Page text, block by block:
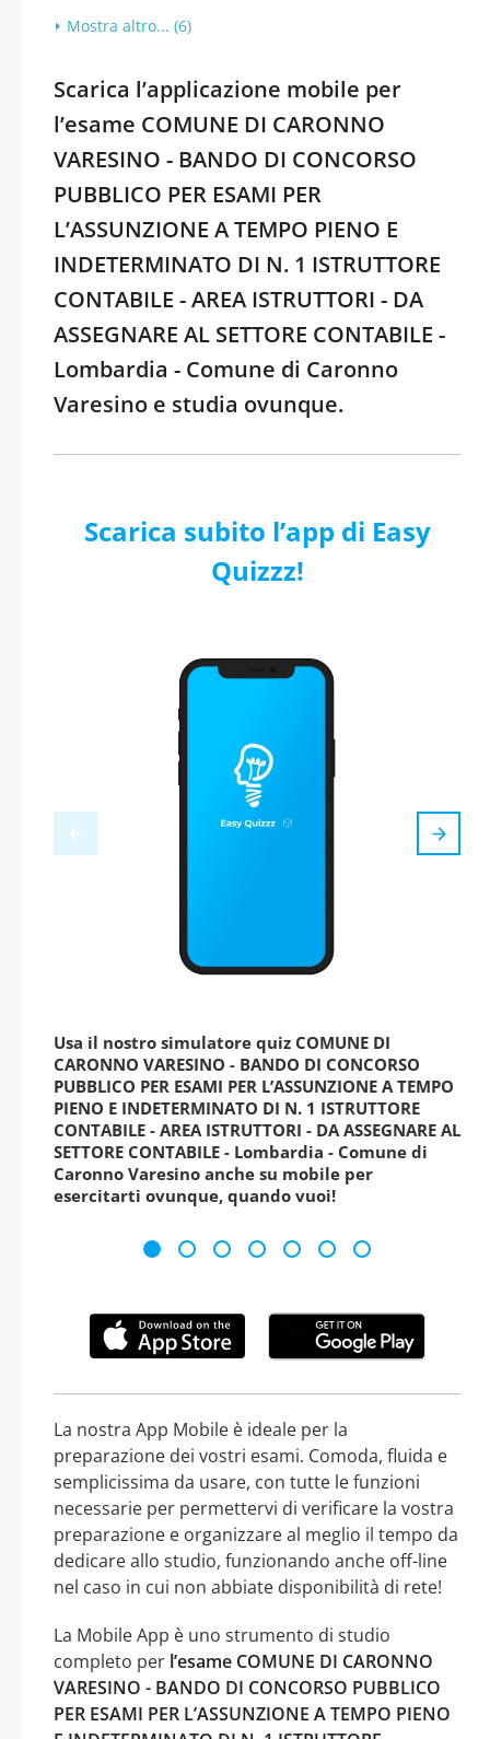
Mostra altro... (6)
Scarica l’applicazione mobile per
l’esame COMUNE DI CARONNO
VARESINO - BANDO DI CONCORSO
PUBBLICO PER ESAMI PER
L’ASSUNZIONE A TEMPO PIENO E
INDETERMINATO DI N. 1 ISTRUTTORE
CONTABILE - AREA ISTRUTTORI - DA
ASSEGNARE AL SETTORE CONTABILE -
Lombardia - Comune di Caronno
Varesino e studia ovunque.
Scarica subito l’app di Easy
Quizzz!
Usa il nostro simulatore quiz COMUNE DI
CARONNO VARESINO - BANDO DI CONCORSO
PUBBLICO PER ESAMI PER L’ASSUNZIONE A TEMPO
PIENO E INDETERMINATO DI N. 1 ISTRUTTORE
CONTABILE - AREA ISTRUTTORI - DA ASSEGNARE AL
SETTORE CONTABILE - Lombardia - Comune di
Caronno Varesino anche su mobile per
esercitarti ovunque, quando vuoi!
La nostra App Mobile è ideale per la
preparazione dei vostri esami. Comoda, fluida e
semplicissima da usare, con tutte le funzioni
necessarie per permettervi di verificare la vostra
preparazione e organizzare al meglio il tempo da
dedicare allo studio, funzionando anche off-line
nel caso in cui non abbiate disponibilità di rete!
La Mobile App è uno strumento di studio
completo per l’esame COMUNE DI CARONNO
VARESINO - BANDO DI CONCORSO PUBBLICO
PER ESAMI PER L’ASSUNZIONE A TEMPO PIENO